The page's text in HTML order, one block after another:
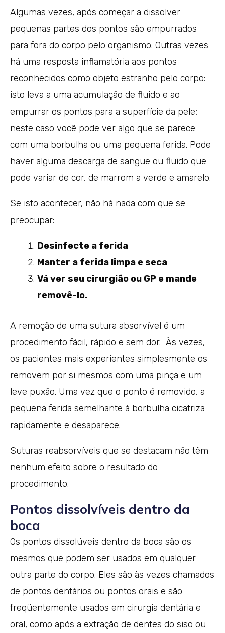
Algumas vezes, após começar a dissolver
pequenas partes dos pontos são empurrados
para fora do corpo pelo organismo. Outras vezes
há uma resposta inflamatória aos pontos
reconhecidos como objeto estranho pelo corpo:
isto leva a uma acumulação de fluido e ao
empurrar os pontos para a superfície da pele;
neste caso você pode ver algo que se parece
com uma borbulha ou uma pequena ferida. Pode
haver alguma descarga de sangue ou fluido que
pode variar de cor, de marrom a verde e amarelo.
Se isto acontecer, não há nada com que se
preocupar:
Desinfecte a ferida
Manter a ferida limpa e seca
Vá ver seu cirurgião ou GP e mande
removê-lo.
A remoção de uma sutura absorvível é um
procedimento fácil, rápido e sem dor. Às vezes,
os pacientes mais experientes simplesmente os
removem por si mesmos com uma pinça e um
leve puxão. Uma vez que o ponto é removido, a
pequena ferida semelhante à borbulha cicatriza
rapidamente e desaparece.
Suturas reabsorvíveis que se destacam não têm
nenhum efeito sobre o resultado do
procedimento.
Pontos dissolvíveis dentro da
boca
Os pontos dissolúveis dentro da boca são os
mesmos que podem ser usados em qualquer
outra parte do corpo. Eles são às vezes chamados
de pontos dentários ou pontos orais e são
freqüentemente usados em cirurgia dentária e
oral, como após a extração de dentes do siso ou